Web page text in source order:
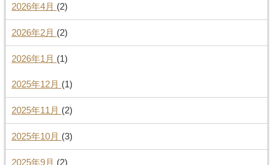
2026年4月 (2)
2026年2月 (2)
2026年1月 (1)
2025年12月 (1)
2025年11月 (2)
2025年10月 (3)
2025年9月 (2)